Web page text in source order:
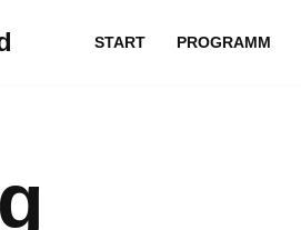
START PROGRAMM